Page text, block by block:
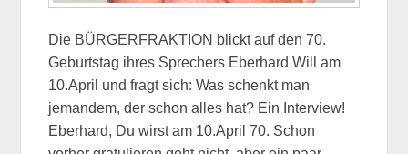
Die BÜRGERFRAKTION blickt auf den 70.
Geburtstag ihres Sprechers Eberhard Will am
10.April und fragt sich: Was schenkt man
jemandem, der schon alles hat? Ein Interview!
Eberhard, Du wirst am 10.April 70. Schon